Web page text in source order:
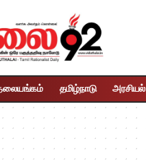
தமிழ்நாடு அரசியல்